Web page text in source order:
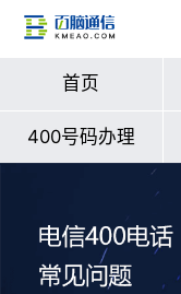
首页
400号码办理